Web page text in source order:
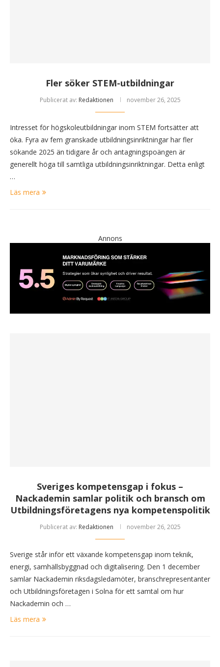
Fler söker STEM-utbildningar
Publicerat av: Redaktionen november 26, 2025
Intresset för högskoleutbildningar inom STEM fortsätter att
öka. Fyra av fem grans­kade utbildningsinriktningar har fler
sökande 2025 än tidigare år och antagningspoängen är
generellt höga till samtliga utbildningsinriktningar. Detta enligt
…
Läs mera
Annons
Sveriges kompetensgap i fokus –
Nackademin samlar politik och bransch om
Utbildningsföretagens nya kompetenspolitik
Publicerat av: Redaktionen november 26, 2025
Sverige står inför ett växande kompetensgap inom teknik,
energi, samhällsbyggnad och digitalisering. Den 1 december
samlar Nackademin riksdagsledamöter, branschrepresentanter
och Utbildningsföretagen i Solna för ett samtal om hur
Nackademin och …
Läs mera